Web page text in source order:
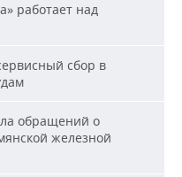
работает над
сбор в
обращений о
железной